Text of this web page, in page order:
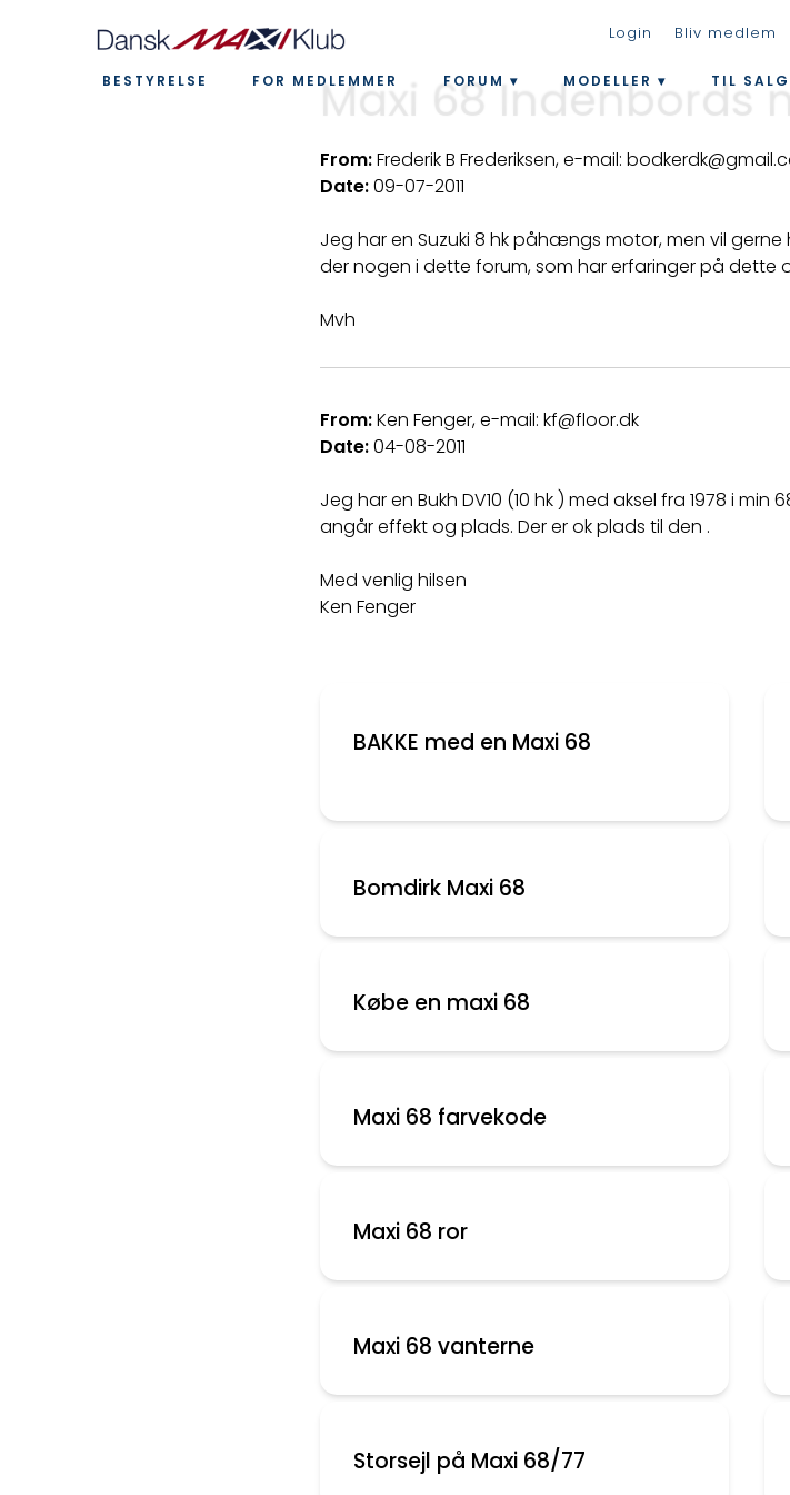
Login Bliv medlem
BESTYRELSE FOR MEDLEMMER FORUM MODELLER TIL SALG
Maxi 68 Indenbords
From:Frederik B Frederiksen, e-mail:
Date:09-07-2011
Jeg har en Suzuki 8 hk påhængs motor, men vil
der nogen i dette forum, som har erfaringer på dette
Mvh
From:Ken Fenger, e-mail: kf@floor.dk
Date:04-08-2011
Jeg har en Bukh DV10 (10 hk ) med aksel fra 1978 i
angår effekt og plads. Der er ok plads til den .
Med venlig hilsen
Ken Fenger
BAKKE med en Maxi 68
Bomdirk Maxi 68
Købe en maxi 68
Maxi 68 farvekode
Maxi 68 ror
Maxi 68 vanterne
Storsejl på Maxi 68/77